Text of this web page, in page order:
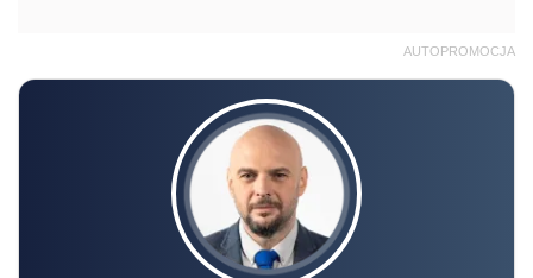
AUTOPROMOCJA